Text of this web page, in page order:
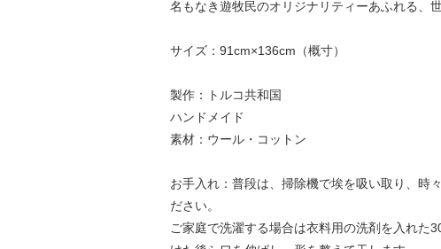
名もなき遊牧民のオリジナリティーあふれる、
サイズ：91cm×136cm（概寸）
製作：トルコ共和国
ハンドメイド
素材：ウール・コットン
お手入れ：普段は、掃除機で埃を吸い取り、時
ださい。
ご家庭で洗濯する場合は衣料用の洗剤を入れた